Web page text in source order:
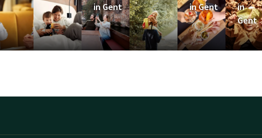
in Gent
in Gent
in
Gent